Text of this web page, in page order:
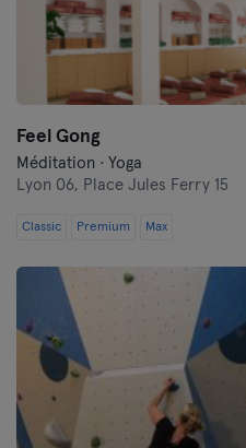
Feel Gong
Méditation · Yoga
Lyon 06, Place Jules Ferry 15
Classic Premium Max